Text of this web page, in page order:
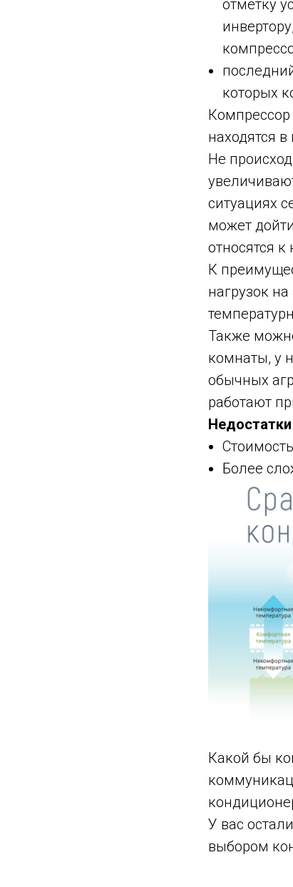
отметку
которых
Компрессор
находятся
Не
ситуациях
может
относятся
К
нагрузок
Также
комнаты, у
обычных
работают
Более
Какой бы
У вас
выбором